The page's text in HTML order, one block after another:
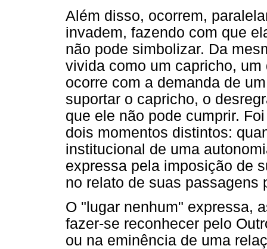
Além disso, ocorrem,
invadem, fazendo com que
não pode simbolizar. Da
vivida como um capricho,
ocorre com a demanda de
suportar o capricho, o
que ele não pode cumprir.
dois momentos distintos:
institucional de uma
expressa pela imposição de
no relato de suas passagens
O "lugar nenhum" expressa,
fazer-se reconhecer pelo
ou na eminência de uma